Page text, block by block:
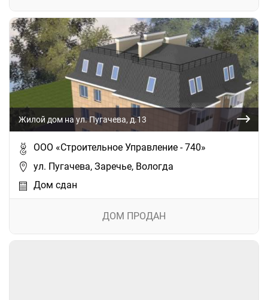
Жилой дом на ул. Пугачева, д.13
ООО «Строительное Управление - 740»
ул. Пугачева, Заречье, Вологда
Дом сдан
ДОМ ПРОДАН